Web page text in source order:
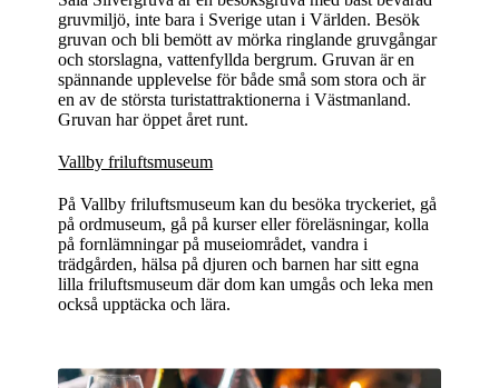
gruvmiljö, inte bara i Sverige utan i Världen. Besök
gruvan och bli bemött av mörka ringlande gruvgångar
och storslagna, vattenfyllda bergrum. Gruvan är en
spännande upplevelse för både små som stora och är
en av de största turistattraktionerna i Västmanland.
Gruvan har öppet året runt.
Vallby friluftsmuseum
På Vallby friluftsmuseum kan du besöka tryckeriet, gå
på ordmuseum, gå på kurser eller föreläsningar, kolla
på fornlämningar på museiområdet, vandra i
trädgården, hälsa på djuren och barnen har sitt egna
lilla friluftsmuseum där dom kan umgås och leka men
också upptäcka och lära.